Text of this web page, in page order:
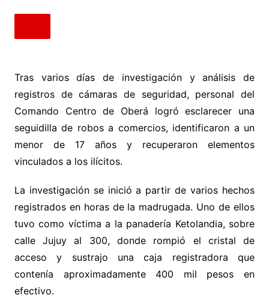
Tras varios días de investigación y análisis de
registros de cámaras de seguridad, personal del
Comando Centro de Oberá logró esclarecer una
seguidilla de robos a comercios, identificaron a un
menor de 17 años y recuperaron elementos
vinculados a los ilícitos.
La investigación se inició a partir de varios hechos
registrados en horas de la madrugada. Uno de ellos
tuvo como víctima a la panadería Ketolandia, sobre
calle Jujuy al 300, donde rompió el cristal de
acceso y sustrajo una caja registradora que
contenía aproximadamente 400 mil pesos en
efectivo.